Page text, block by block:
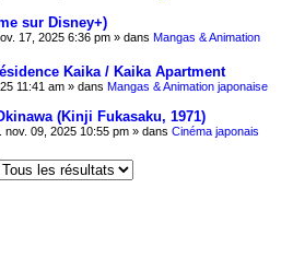
sur Disney+)
17, 2025 6:36 pm » dans Mangas & Animation
Kaika / Kaika Apartment
11:41 am » dans Mangas & Animation japonaise
(Kinji Fukasaku, 1971)
nov. 09, 2025 10:55 pm » dans Cinéma japonais